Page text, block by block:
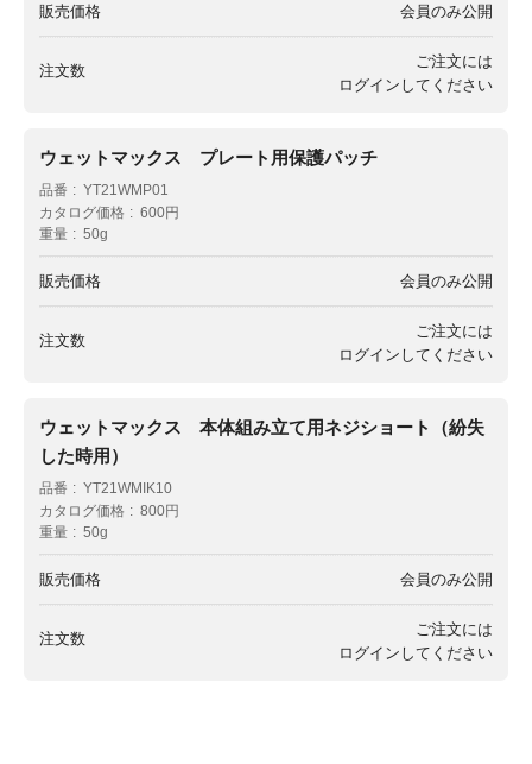
販売価格 会員のみ公開
注文数
ご注文には
ログイン してください
ウェットマックス プレート用保護パッチ
品番
YT21WMP01
カタログ価格
600円
重量
50g
販売価格 会員のみ公開
注文数
ご注文には
ログイン してください
ウェットマックス 本体組み立て用ネジショート（紛失
した時用）
品番
YT21WMIK10
カタログ価格
800円
重量
50g
販売価格 会員のみ公開
注文数
ご注文には
ログイン してください